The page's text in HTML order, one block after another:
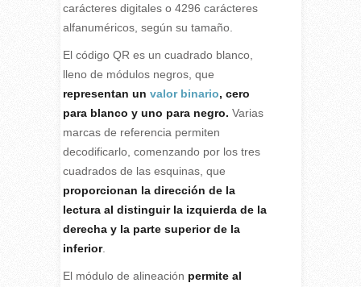
carácteres digitales o 4296 carácteres
alfanuméricos, según su tamaño.
El código QR es un cuadrado blanco,
lleno de módulos negros, que
representan un valor binario, cero
para blanco y uno para negro. Varias
marcas de referencia permiten
decodificarlo, comenzando por los tres
cuadrados de las esquinas, que
proporcionan la dirección de la
lectura al distinguir la izquierda de la
derecha y la parte superior de la
inferior.
El módulo de alineación permite al